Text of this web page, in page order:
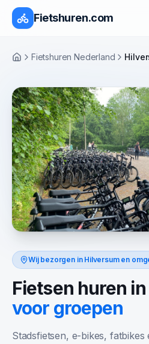
Fietshuren.com
HomeFietshuren Nederland
Wij bezorgen in Hilversumen
Fietsen huren in
voor groepen
Stadsfietsen, e-bikes,